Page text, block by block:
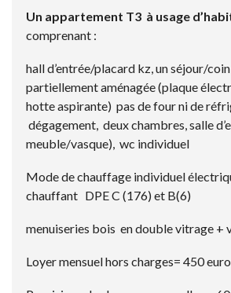
Un appartement T3 à usage
comprenant :
hall d’entrée/placard kz, un séjour/
partiellement aménagée (plaque
hotte aspirante) pas de four ni de
dégagement, deux chambres, salle
meuble/vasque), wc individuel
Mode de chauffage individuel
chauffant DPE C (176) et B(6)
menuiseries bois en double vitrage +
Loyer mensuel hors charges= 450